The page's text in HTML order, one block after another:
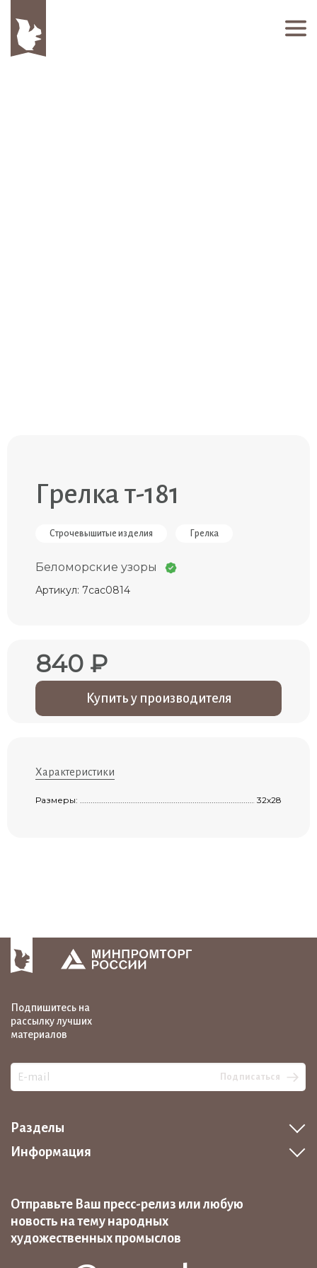
Грелка т-181
Строчевышитые изделия Грелка
Беломорские узоры
Артикул: 7cac0814
840 ₽
Купить у производителя
Характеристики
Размеры: 32х28
Подпишитесь на
рассылку лучших
материалов
Подписаться
Разделы
Информация
Отправьте Ваш пресс-релиз или любую
новость на тему народных
художественных промыслов